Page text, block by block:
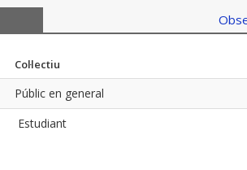
Col·lectiu
Públic en general
Estudiant